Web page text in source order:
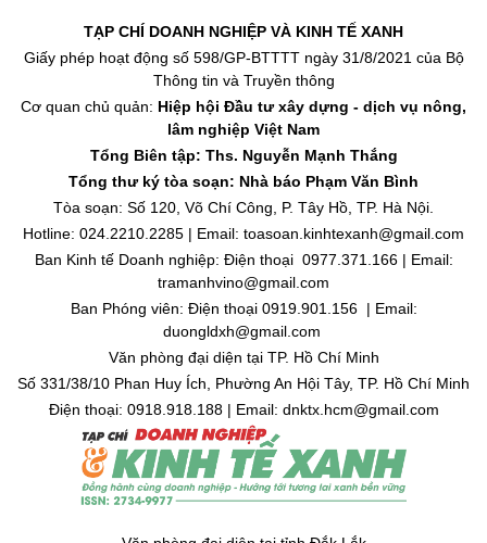
TẠP CHÍ DOANH NGHIỆP VÀ KINH TẾ XANH
Giấy phép hoạt động số 598/GP-BTTTT ngày 31/8/2021 của Bộ
Thông tin và Truyền thông
Cơ quan chủ quản: Hiệp hội Đầu tư xây dựng - dịch vụ nông,
lâm nghiệp Việt Nam
Tổng Biên tập: Ths. Nguyễn Mạnh Thắng
Tổng thư ký tòa soạn: Nhà báo Phạm Văn Bình
Tòa soạn: Số 120, Võ Chí Công, P. Tây Hồ, TP. Hà Nội.
Hotline: 024.2210.2285 | Email: toasoan.kinhtexanh@gmail.com
Ban Kinh tế Doanh nghiệp: Điện thoại 0977.371.166 | Email:
tramanhvino@gmail.com
Ban Phóng viên: Điện thoại 0919.901.156 | Email:
duongldxh@gmail.com
Văn phòng đại diện tại TP. Hồ Chí Minh
Số 331/38/10 Phan Huy Ích, Phường An Hội Tây, TP. Hồ Chí Minh
Điện thoại: 0918.918.188 | Email: dnktx.hcm@gmail.com